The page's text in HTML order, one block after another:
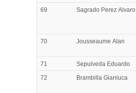
69 Sagrado Perez Alvaro
70 Jousseaume Alan
71 Sepulveda Eduardo
72
Brambilla Gianluca